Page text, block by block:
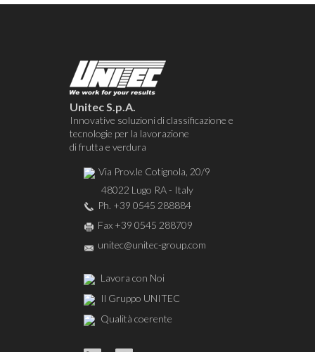
Unitec S.p.A.
Innovative soluzioni di classificazione e
tecnologie per la lavorazione
di frutta e verdura
Via Prov.le Cotignola, 20/9
48022 Lugo RA - Italy
Ph. +39 0545 288884
Fax +39 0545 288709
unitec@unitec-group.com
Lavora con Noi
Il Gruppo UNITEC
Qualità coerente